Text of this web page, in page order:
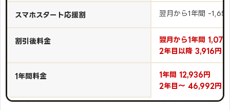
スマホスタート応援割 翌月から1年間 -
割引後料金
翌月から1年間
2年目以降 3,916円 /
1年間料金
1年間 12,936円
2年目～ 46,992円